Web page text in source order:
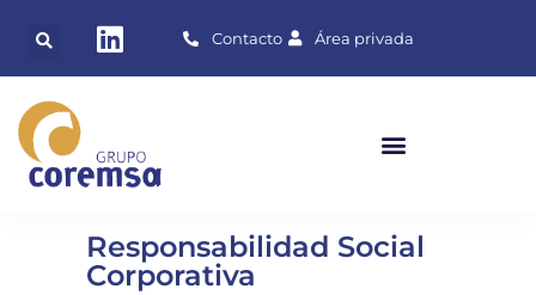
Contacto Área privada
Responsabilidad Social
Corporativa